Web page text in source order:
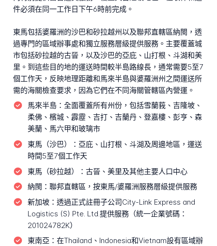
件必須在同一工作日下午6時前完成。
東馬包括婆羅洲的沙巴和砂拉越州以及聯邦直轄區納閩，透
過專門的區域辦事處和獨立服務層級提供服務。主要覆蓋城
市包括砂拉越的古晉，以及沙巴的亞庇、山打根、斗湖和美
里。到這些目的地的運送時間較半島路線長，通常需要5至7
個工作天，反映地理距離和馬來半島與婆羅洲州之間運送所
需的海關檢查要求，因為它們在不同海關管轄區內營運。
馬來半島： 全面覆蓋所有州份，包括雪蘭莪、吉隆坡、
柔佛、檳城、霹靂、吉打、吉蘭丹、登嘉樓、彭亨、森
美蘭、馬六甲和玻璃市
東馬（沙巴）： 亞庇、山打根、斗湖及周邊地區，運送
時間5至7個工作天
東馬（砂拉越）： 古晉、美里及其他主要人口中心
納閩： 聯邦直轄區，按東馬/婆羅洲服務層級提供服務
新加坡： 透過正式註冊子公司City-Link Express and
Logistics (S) Pte. Ltd.提供服務（統一企業號碼：
201024782K）
東南亞： 在Thailand、Indonesia和Vietnam設有區域辦